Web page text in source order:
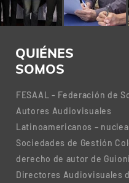
QUIÉNES
SOMOS
FESAAL - Federación de
Autores Audiovisuales
Latinoamericanos – nuclea
Sociedades de Gestión
derecho de autor de
Directores Audiovisuales